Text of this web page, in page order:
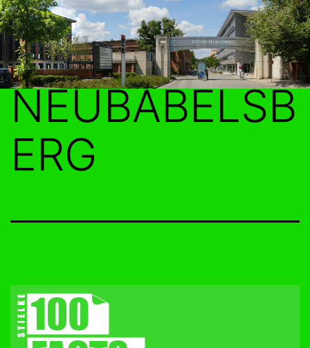
Zum
Inhalt
springen
NEUBABELSB
ERG